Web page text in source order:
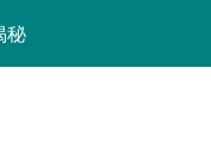
秘
秘